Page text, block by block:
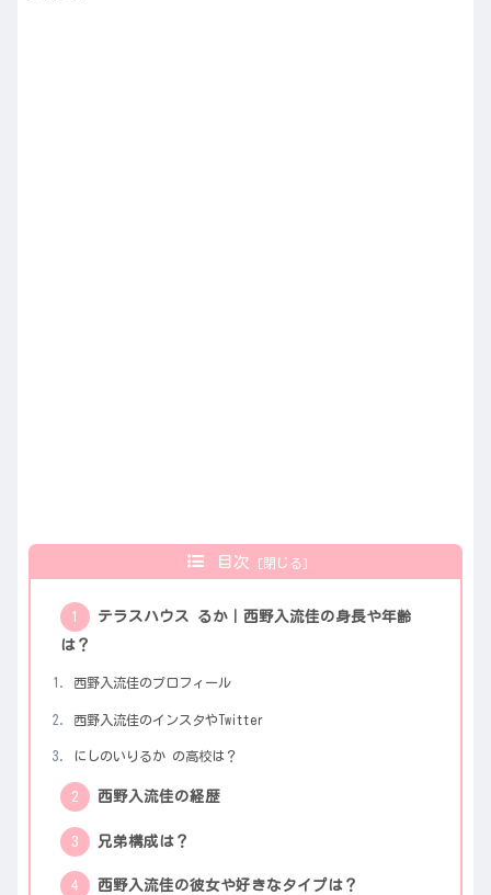
目次
テラスハウス るか｜西野入流佳の身長や年齢
は？
西野入流佳のプロフィール
西野入流佳のインスタやTwitter
にしのいりるか の高校は？
西野入流佳の経歴
兄弟構成は？
西野入流佳の彼女や好きなタイプは？